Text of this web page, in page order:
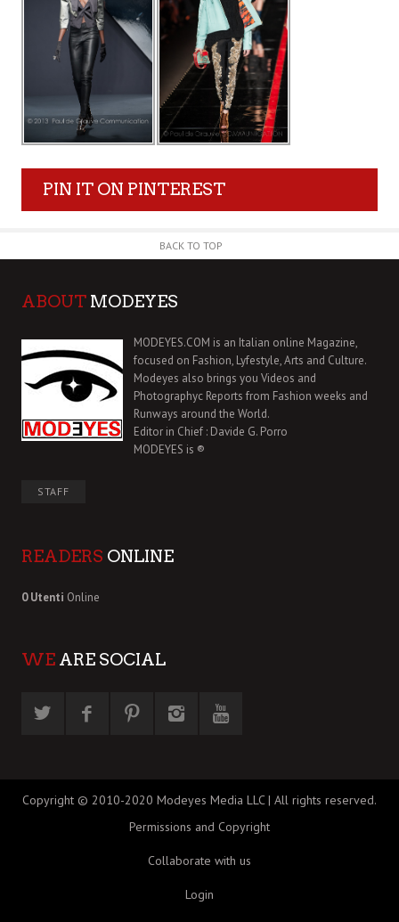
PIN IT ON PINTEREST
BACK TO TOP
ABOUT MODEYES
MODEYES.COM is an Italian online Magazine,
focused on Fashion, Lyfestyle, Arts and Culture.
Modeyes also brings you Videos and
Photographyc Reports from Fashion weeks and
Runways around the World.
Editor in Chief : Davide G. Porro
MODEYES is ®
STAFF
READERS ONLINE
0 Utenti Online
WE ARE SOCIAL
Copyright © 2010-2020 Modeyes Media LLC | All rights reserved.
Permissions and Copyright
Collaborate with us
Login